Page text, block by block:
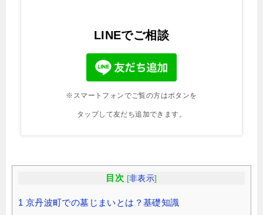
LINEでご相談
※スマートフォンでご覧の方はボタンを
タップして友だち追加できます。
目次 [非表示]
1 京丹波町での墓じまいとは？基礎知識